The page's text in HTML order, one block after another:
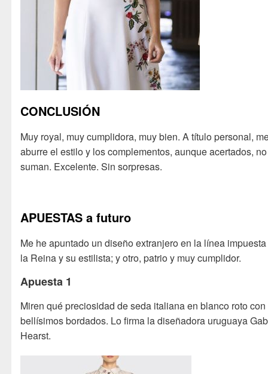
CONCLUSIÓN
Muy royal, muy cumplidora, muy bien. A título personal,
aburre el estilo y los complementos, aunque acertados, no
suman. Excelente. Sin sorpresas.
APUESTAS a futuro
Me he apuntado un diseño extranjero en la línea
la Reina y su estilista; y otro, patrio y muy cumplidor.
Apuesta 1
Miren qué preciosidad de seda italiana en blanco roto con
bellísimos bordados. Lo firma la diseñadora uruguaya
Hearst.